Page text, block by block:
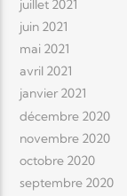
juillet 2021
juin 2021
mai 2021
avril 2021
janvier 2021
décembre 2020
novembre 2020
octobre 2020
septembre 2020